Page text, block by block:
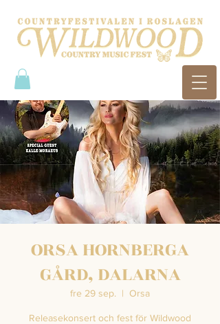
ORSA HORNBERGA
GÅRD, DALARNA
fre 29 sep.
  |
Orsa
Releasekonsert och fest för Wildwood